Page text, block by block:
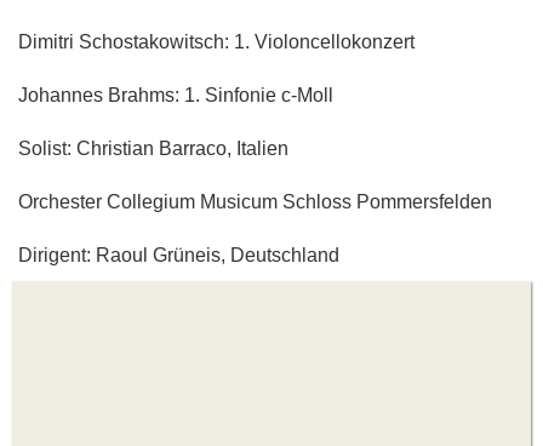
Dimitri Schostakowitsch: 1. Violoncellokonzert
Johannes Brahms: 1. Sinfonie c-Moll
Solist: Christian Barraco, Italien
Orchester Collegium Musicum Schloss Pommersfelden
Dirigent: Raoul Grüneis, Deutschland